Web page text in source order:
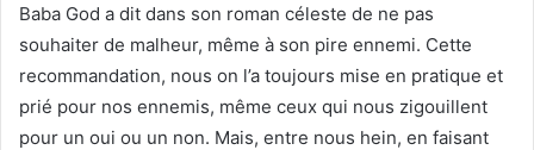
Baba God a dit dans son roman céleste de ne pas
souhaiter de malheur, même à son pire ennemi. Cette
recommandation, nous on l’a toujours mise en pratique et
prié pour nos ennemis, même ceux qui nous zigouillent
pour un oui ou un non. Mais, entre nous hein, en faisant